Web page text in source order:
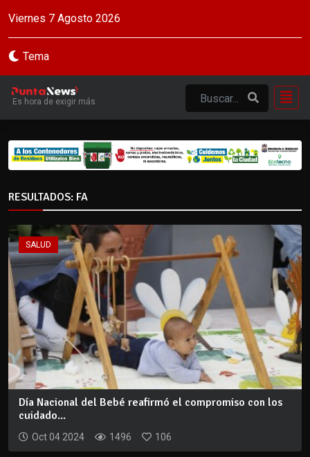
Viernes 7 Agosto 2026
Tema
Es hora de exigir más
RESULTADOS: FA
SALUD
Día Nacional del Bebé reafirmó el compromiso con los
cuidado...
Oct 04 2024 1496 106